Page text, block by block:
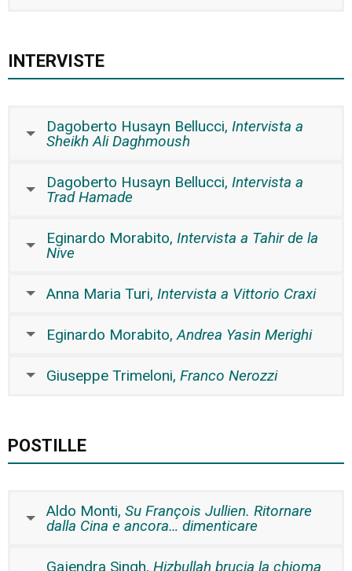
INTERVISTE
Dagoberto Husayn Bellucci, Intervista a
Sheikh Ali Daghmoush
Dagoberto Husayn Bellucci, Intervista a
Trad Hamade
Eginardo Morabito, Intervista a Tahir de la
Nive
Anna Maria Turi, Intervista a Vittorio Craxi
Eginardo Morabito,Andrea Yasin Merighi
Giuseppe Trimeloni, Franco Nerozzi
POSTILLE
Aldo Monti, Su François Jullien. Ritornare
dalla Cina e ancora… dimenticare
Gajendra Singh, Hizbullah brucia la chioma